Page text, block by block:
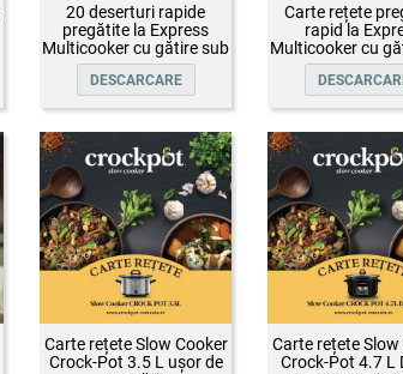
20 deserturi rapide
pregătite la Express
Multicooker cu gătire sub
presiune Crock-Pot
DESCARCARE
Carte rețete
rapid la
Multicooker cu
presiune
Carte rețete Slow Cooker
Crock-Pot 3.5 L ușor de
Carte rețete Slow
Crock-Pot 4.7 L